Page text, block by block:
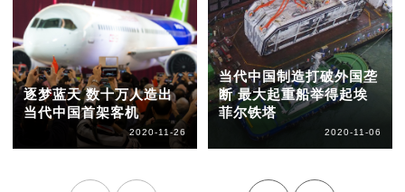
逐梦蓝天 数十万人造出
当代中国首架客机
2020-11-26
当代中国制造打破外国垄
断 最大起重船举得起埃
菲尔铁塔
2020-11-06